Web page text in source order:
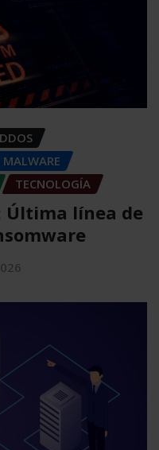
DDOS
MALWARE
TECNOLOGÍA
Última línea de